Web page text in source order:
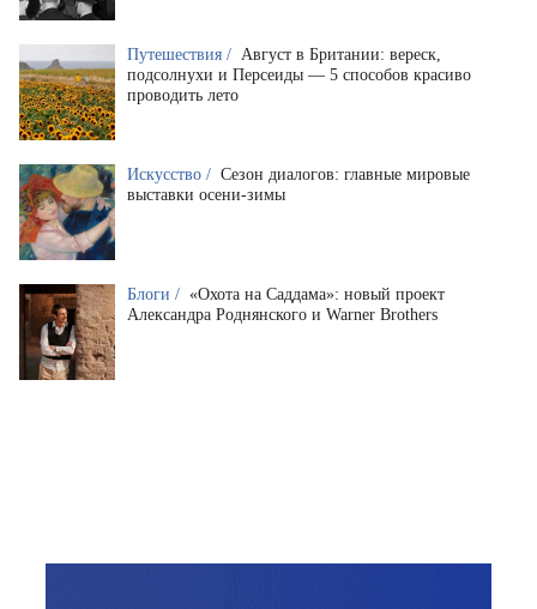
Путешествия / Август в Британии: вереск,
подсолнухи и Персеиды — 5 способов красиво
проводить лето
Искусство / Сезон диалогов: главные мировые
выставки осени-зимы
Блоги / «Охота на Саддама»: новый проект
Александра Роднянского и Warner Brothers